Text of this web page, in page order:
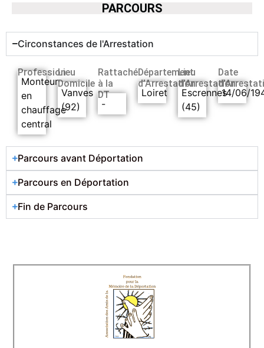
PARCOURS
Circonstances de l'Arrestation
Profession
Monteur
en
chauffage
central
Lieu
Domicile
Vanves
(92)
Rattaché
à la
DT
-
Département
d’Arrestation
Loiret
Lieu
d’Arrestation
Escrennes
(45)
Date
14/06/
Parcours avant Déportation
Parcours en Déportation
Fin de Parcours